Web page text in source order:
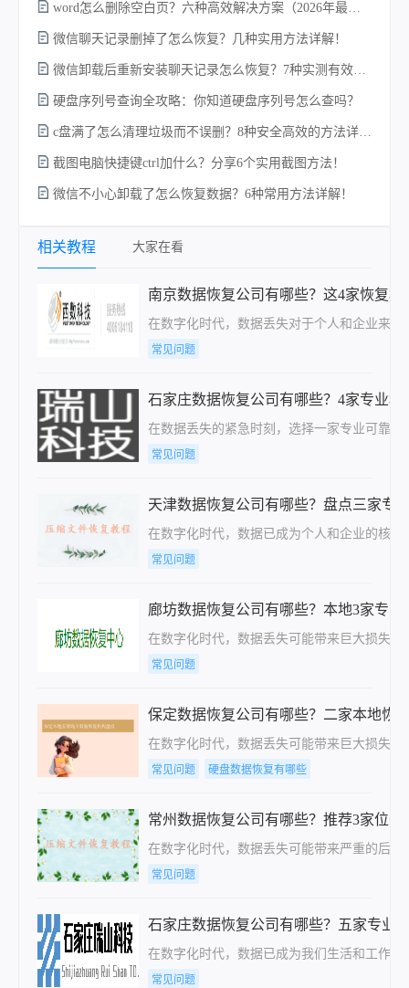
word怎么删除空白页？六种高效解决方案（2026年最新实操指南）！
微信聊天记录删掉了怎么恢复？几种实用方法详解！
微信卸载后重新安装聊天记录怎么恢复？7种实测有效的恢复方案详解！
硬盘序列号查询全攻略：你知道硬盘序列号怎么查吗？
c盘满了怎么清理垃圾而不误删？8种安全高效的方法详解+误删恢复指南！
截图电脑快捷键ctrl加什么？分享6个实用截图方法！
微信不小心卸载了怎么恢复数据？6种常用方法详解！
相关教程 大家在看
南京数据恢复公司有哪些？这4家恢复机
在数字化时代，数据丢失对于个人和企业来
常见问题
石家庄数据恢复公司有哪些？4家专业机
在数据丢失的紧急时刻，选择一家专业可靠
常见问题
天津数据恢复公司有哪些？盘点三家专
在数字化时代，数据已成为个人和企业的核
常见问题
廊坊数据恢复公司有哪些？本地3家专业
在数字化时代，数据丢失可能带来巨大损失
常见问题
保定数据恢复公司有哪些？二家本地恢
在数字化时代，数据丢失可能带来巨大损失
常见问题 硬盘数据恢复有哪些
常州数据恢复公司有哪些？推荐3家位于
在数字化时代，数据丢失可能带来严重的后
常见问题
石家庄数据恢复公司有哪些？五家专业
在数字化时代，数据已成为我们生活和工作
常见问题